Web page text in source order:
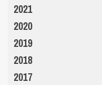
2021
2020
2019
2018
2017